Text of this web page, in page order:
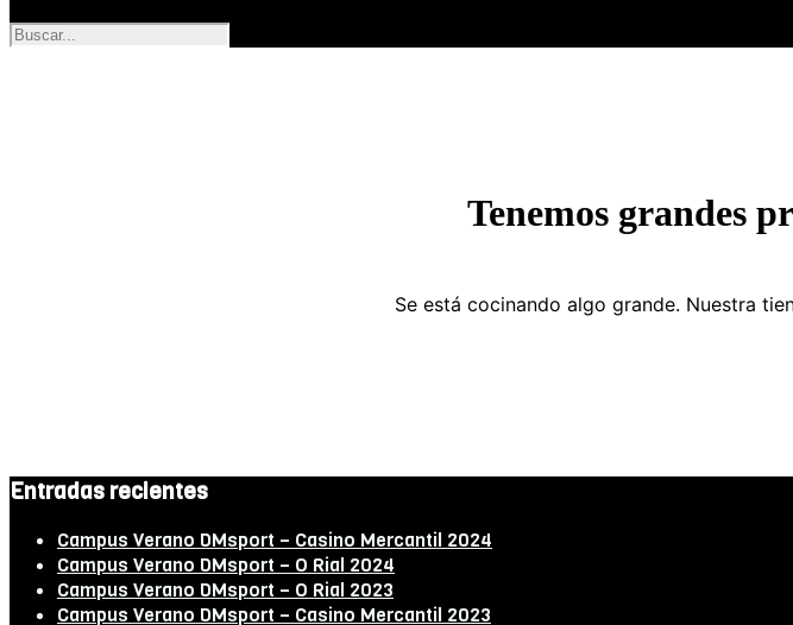
Tenemos grandes
Se está cocinando algo grande. Nuestra
Entradas recientes
Campus Verano DMsport – Casino Mercantil 2024
Campus Verano DMsport – O Rial 2024
Campus Verano DMsport – O Rial 2023
Campus Verano DMsport – Casino Mercantil 2023